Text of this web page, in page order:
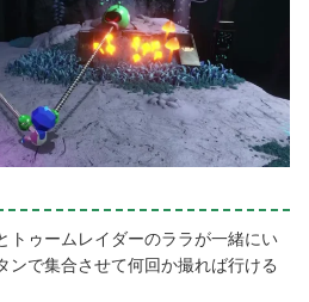
トゥームレイダーのララが一緒にい
で集合させて何回か撮れば行ける